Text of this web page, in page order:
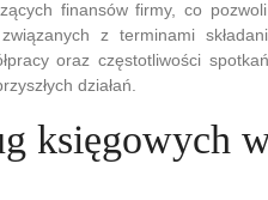
finansów firmy, co
z terminami
oraz częstotliwości
działań.
księgowych